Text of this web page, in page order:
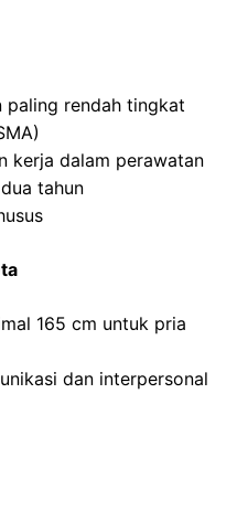
paling rendah tingkat
kerja dalam perawatan
tahun
165 cm untuk pria
dan interpersonal